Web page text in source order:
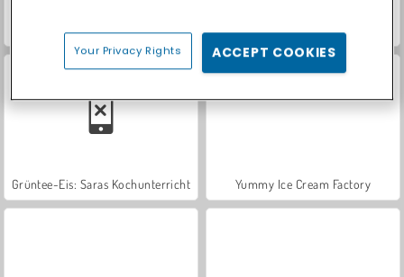
Let's Fish! Vanilleeis: Saras Kochunterricht
Grüntee-Eis: Saras Kochunterricht Yummy Ice Cream Factory
Your Privacy Rights ACCEPT COOKIES